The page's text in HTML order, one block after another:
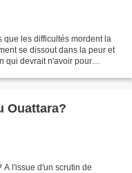
que les difficultés mordent la
se dissout dans la peur et
qui devrait n'avoir pour
Ouattara?
A l'issue d'un scrutin de